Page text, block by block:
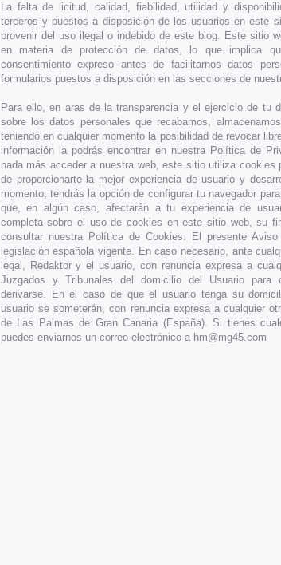
La falta de licitud, calidad, fiabilidad, utilidad y
terceros y puestos a disposición de los usuarios en este
provenir del uso ilegal o indebido de este blog. Este sitio
en materia de protección de datos, lo que implica
consentimiento expreso antes de facilitarnos datos
formularios puestos a disposición en las secciones de
Para ello, en aras de la transparencia y el ejercicio de tu
sobre los datos personales que recabamos,
teniendo en cualquier momento la posibilidad de revocar
información la podrás encontrar en nuestra Política de
nada más acceder a nuestra web, este sitio utiliza
de proporcionarte la mejor experiencia de usuario y
momento, tendrás la opción de configurar tu navegador
que, en algún caso, afectarán a tu experiencia de
completa sobre el uso de cookies en este sitio web, su
consultar nuestra Política de Cookies. El presente
legislación española vigente. En caso necesario, ante
legal, Redaktor y el usuario, con renuncia expresa a
Juzgados y Tribunales del domicilio del Usuario para
derivarse. En el caso de que el usuario tenga su
usuario se someterán, con renuncia expresa a cualquier
de Las Palmas de Gran Canaria (España). Si tienes
puedes enviarnos un correo electrónico a hm@mg45.com